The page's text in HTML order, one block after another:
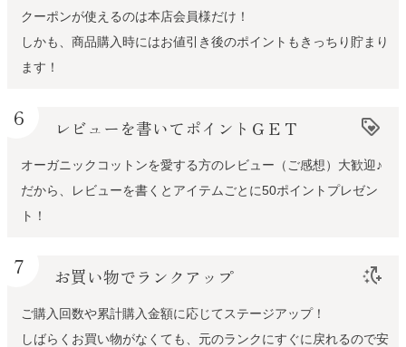
クーポンが使えるのは本店会員様だけ！
しかも、商品購入時にはお値引き後のポイントもきっちり貯まり
ます！
6 レビューを書いてポイントＧＥＴ loyalty
オーガニックコットンを愛する方のレビュー（ご感想）大歓迎♪
だから、レビューを書くとアイテムごとに50ポイントプレゼン
ト！
7 お買い物でランクアップ switch_access_shortcut_add
ご購入回数や累計購入金額に応じてステージアップ！
しばらくお買い物がなくても、元のランクにすぐに戻れるので安